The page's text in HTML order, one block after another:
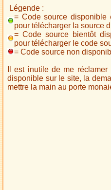
Légende :
= Code source disponible
pour télécharger la source
= Code source bientôt
pour télécharger le code
= Code source non
Il est inutile de me
disponible sur le site, la
mettre la main au porte